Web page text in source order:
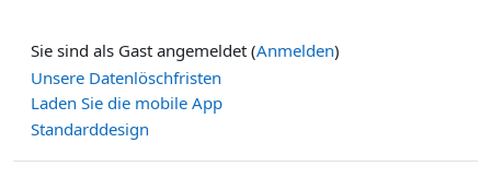
Sie sind als Gast angemeldet (Anmelden)
Unsere Datenlöschfristen
Laden Sie die mobile App
Standarddesign